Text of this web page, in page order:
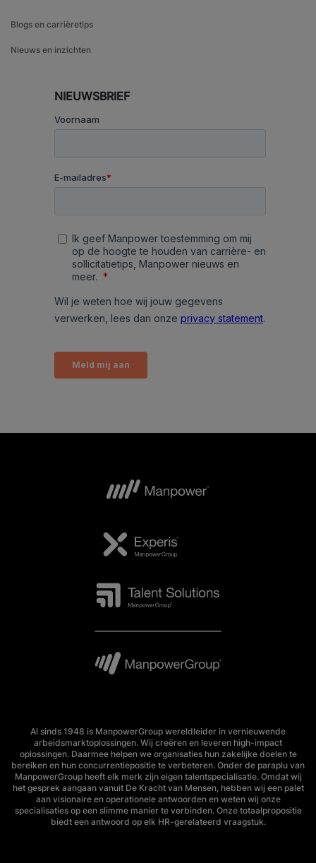
Blogs en carrièretips
Nieuws en inzichten
NIEUWSBRIEF
Al sinds 1948 is ManpowerGroup wereldleider in vernieuwende
arbeidsmarktoplossingen. Wij creëren en leveren high-impact
oplossingen. Daarmee helpen we organisaties hun zakelijke doelen te
bereiken en hun concurrentiepositie te verbeteren. Onder de paraplu van
ManpowerGroup heeft elk merk zijn eigen talentspecialisatie. Omdat wij
het gesprek aangaan vanuit De Kracht van Mensen, hebben wij een palet
aan visionaire en operationele antwoorden en weten wij onze
specialisaties op een slimme manier te verbinden. Onze totaalpropositie
biedt een antwoord op elk HR-gerelateerd vraagstuk.